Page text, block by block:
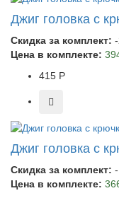
Джиг головка с
Скидка за комплект:
Цена в комплекте:
415 Р
Джиг головка с
Скидка за комплект:
Цена в комплекте: